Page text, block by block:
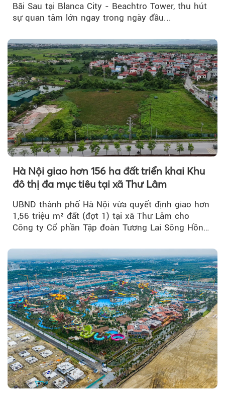
Bãi Sau tại Blanca City - Beachtro Tower, thu hút
sự quan tâm lớn ngay trong ngày đầu...
Hà Nội giao hơn 156 ha đất triển khai Khu
đô thị đa mục tiêu tại xã Thư Lâm
UBND thành phố Hà Nội vừa quyết định giao hơn
1,56 triệu m² đất (đợt 1) tại xã Thư Lâm cho
Công ty Cổ phần Tập đoàn Tương Lai Sông Hồng